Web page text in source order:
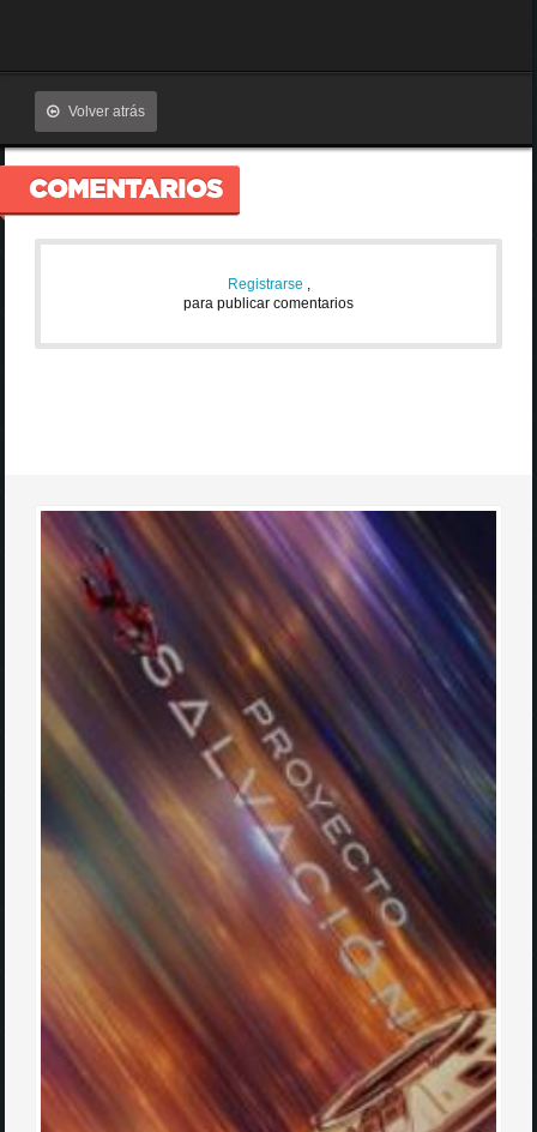
Volver atrás
COMENTARIOS
Registrarse ,
para publicar comentarios